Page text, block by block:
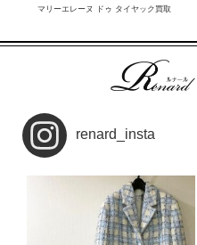
マリーエレーヌ ドゥ タイヤック買取
renard_insta